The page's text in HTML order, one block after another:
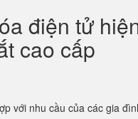
điện tử
cao cấp
với nhu cầu của các gia